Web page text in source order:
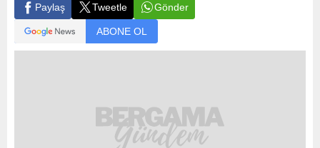
Paylaş Tweetle Gönder
ABONE OL